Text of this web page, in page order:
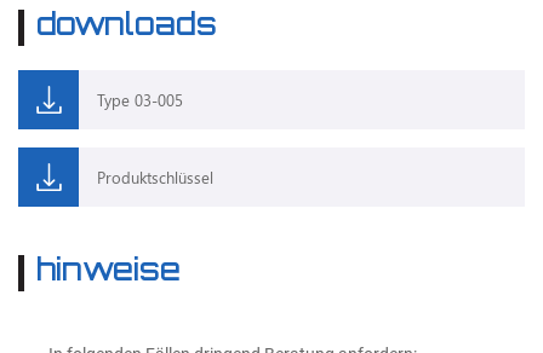
downloads
Type 03-005
Produktschlüssel
hinweise